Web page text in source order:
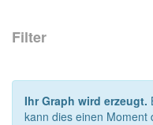
Filter
Ihr Graph wird erzeugt.
kann dies einen Moment